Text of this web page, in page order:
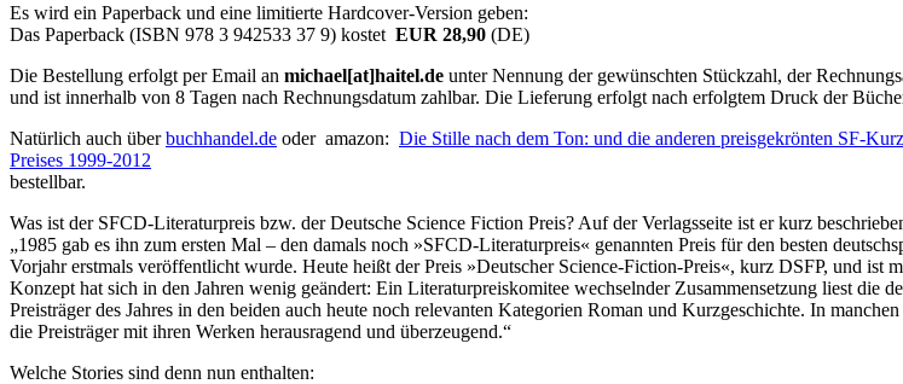
Es wird ein Paperback und eine limitierte Hardcover-Version geben:
Das Paperback (ISBN 978 3 942533 37 9) kostet EUR 28,90 (DE)
Die Bestellung erfolgt per Email an michael[at]haitel.de unter Nennung der gewünschten Stückzahl, der
und ist innerhalb von 8 Tagen nach Rechnungsdatum zahlbar. Die Lieferung erfolgt nach erfolgtem Druck der
Natürlich auch überbuchhandel.de oder amazon: Die Stille nach dem Ton: und die anderen preisgekrönten SF-
Preises 1999-2012
bestellbar.
Was ist der SFCD-Literaturpreis bzw. der Deutsche Science Fiction Preis? Auf der Verlagsseite ist er kurz
„1985 gab es ihn zum ersten Mal – den damals noch »SFCD-Literaturpreis« genannten Preis für den besten
Vorjahr erstmals veröffentlicht wurde. Heute heißt der Preis »Deutscher Science-Fiction-Preis«, kurz DSFP, und
Konzept hat sich in den Jahren wenig geändert: Ein Literaturpreiskomitee wechselnder Zusammensetzung liest die
Preisträger des Jahres in den beiden auch heute noch relevanten Kategorien Roman und Kurzgeschichte. In
die Preisträger mit ihren Werken herausragend und überzeugend.“
Welche Stories sind denn nun enthalten: